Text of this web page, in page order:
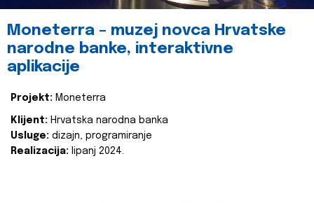
Moneterra – muzej novca Hrvatske
narodne banke, interaktivne
aplikacije
Projekt: Moneterra
Klijent: Hrvatska narodna banka
Usluge: dizajn, programiranje
Realizacija: lipanj 2024.